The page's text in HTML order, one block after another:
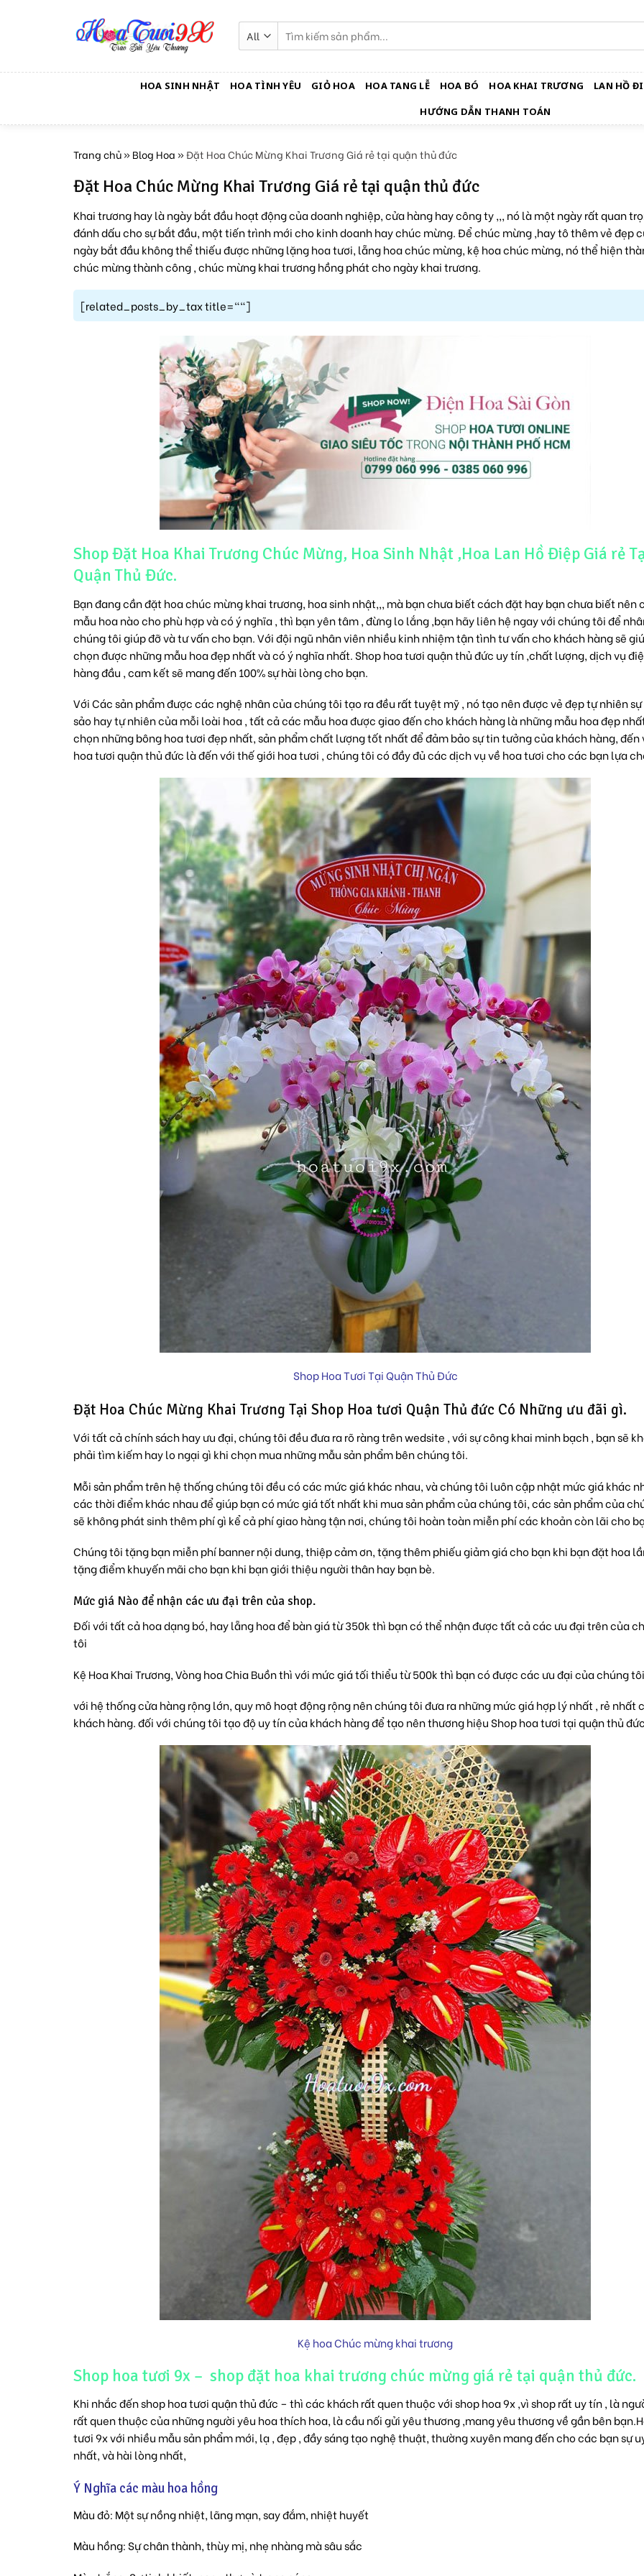
kiếm:
HOA SINH NHẬT HOA TÌNH YÊU GIỎ HOA HOA TANG LỄ HOA BÓ HOA KHAI TRƯƠNG LAN HỒ
HƯỚNG DẪN THANH TOÁN
Trang chủ»Blog Hoa»Đặt Hoa Chúc Mừng Khai Trương Giá rẻ tại quận thủ đức
Đặt Hoa Chúc Mừng Khai Trương Giá rẻ tại quận thủ đức
Khai trương hay là ngày bắt đầu hoạt động của doanh nghiệp, cửa hàng hay công ty ,,, nó là một ngày rất quan
đánh dấu cho sự bắt đầu, một tiến trình mới cho kinh doanh hay chúc mừng. Để chúc mừng ,hay tô thêm vẻ đẹp
ngày bắt đầu không thể thiếu được những lặng hoa tươi, lẵng hoa chúc mừng, kệ hoa chúc mừng, nó thể hiện
chúc mừng thành công , chúc mừng khai trương hồng phát cho ngày khai trương.
[related_posts_by_tax title=""]
Shop Đặt Hoa Khai Trương Chúc Mừng, Hoa Sinh Nhật ,Hoa Lan Hồ Điệp Giá rẻ
Quận Thủ Đức.
Bạn đang cần đặthoa chúc mừng khai trương, hoa sinh nhật,,, mà bạn chưa biết cách đặt hay bạn chưa biết nên
mẫu hoa nào cho phù hợp và có ý nghĩa , thì bạn yên tâm , đừng lo lắng ,bạn hãy liên hệ ngay với chúng tôi để
chúng tôi giúp đỡ và tư vấn cho bạn. Với đội ngũ nhân viên nhiều kinh nhiệm tận tình tư vấn cho khách hàng sẽ
chọn được những mẫu hoa đẹp nhất và có ý nghĩa nhất. Shop hoa tươi quận thủ đức uy tín ,chất lượng, dịch vụ
hàng đầu , cam kết sẽ mang đến 100% sự hài lòng cho bạn.
Với Các sản phẩm được các nghệ nhân của chúng tôi tạo ra đều rất tuyệt mỹ , nó tạo nên được vẻ đẹp tự nhiên sự
sảo hay tự nhiên của mỗi loài hoa , tất cả các mẫu hoa được giao đến cho khách hàng là những mẫu hoa đẹp
chọn những bông hoa tươi đẹp nhất, sản phẩm chất lượng tốt nhất để đảm bảo sự tin tưởng của khách hàng, đến
hoa tươi quận thủ đức là đến với thế giới hoa tươi , chúng tôi có đầy đủ các dịch vụ về hoa tươi cho các bạn lựa
Shop Hoa Tươi Tại Quận Thủ Đức
Đặt Hoa Chúc Mừng Khai Trương Tại Shop Hoa tươi Quận Thủ đức Có Những ưu đãi gì.
Với tất cả chính sách hay ưu đại, chúng tôi đều đưa ra rõ ràng trên wedsite , với sự công khai minh bạch , bạn sẽ
phải tìm kiếm hay lo ngại gì khi chọn mua những mẫu sản phẩm bên chúng tôi.
Mỗi sản phẩm trên hệ thống chúng tôi đều có các mức giá khác nhau, và chúng tôi luôn cập nhật mức giá khác
các thời điểm khác nhau để giúp bạn có mức giá tốt nhất khi mua sản phẩm của chúng tôi, các sản phẩm của
sẽ không phát sinh thêm phí gì kể cả phí giao hàng tận nơi, chúng tôi hoàn toàn miễn phí các khoản còn lãi cho
Chúng tôi tặng bạn miễn phí banner nội dung, thiệp cảm ơn, tặng thêm phiếu giảm giá cho bạn khi bạn đặt hoa
tặng điểm khuyến mãi cho bạn khi bạn giới thiệu người thân hay bạn bè.
Mức giá Nào để nhận các ưu đại trên của shop.
Đối với tất cả hoa dạng bó, hay lẵng hoa để bàn giá từ 350k thì bạn có thể nhận được tất cả các ưu đại trên của
tôi
Kệ Hoa Khai Trương, Vònghoa Chia Buồnthì với mức giá tối thiểu từ 500k thì bạn có được các ưu đại của chúng tôi
với hệ thống cửa hàng rộng lớn, quy mô hoạt động rộng nên chúng tôi đưa ra những mức giá hợp lý nhất , rẻ nhất
khách hàng. đối với chúng tôi tạo độ uy tín của khách hàng để tạo nên thương hiệu Shop hoa tươi tại quận thủ đức
Kệ hoa Chúc mừng khai trương
Shop hoa tươi 9x – shop đặt hoa khai trương chúc mừng giá rẻ tại quận thủ đức.
Khi nhắc đến shop hoa tươi quận thủ đức – thì các khách rất quen thuộc với shop hoa 9x ,vì shop rất uy tín , là
rất quen thuộc của những người yêu hoa thích hoa, là cầu nối gửi yêu thương ,mang yêu thương về gần bên
tươi 9x với nhiều mẫu sản phẩm mới, lạ , đẹp , đầy sáng tạo nghệ thuật, thường xuyên mang đến cho các bạn sự
nhất, và hài lòng nhất,
Ý Nghĩa các màu hoa hồng
Màu đỏ: Một sự nồng nhiệt, lãng mạn, say đắm, nhiệt huyết
Màu hồng: Sự chân thành, thùy mị, nhẹ nhàng mà sâu sắc